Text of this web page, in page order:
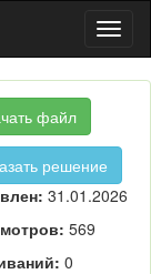
файл
решение
31.01.2026
569
0